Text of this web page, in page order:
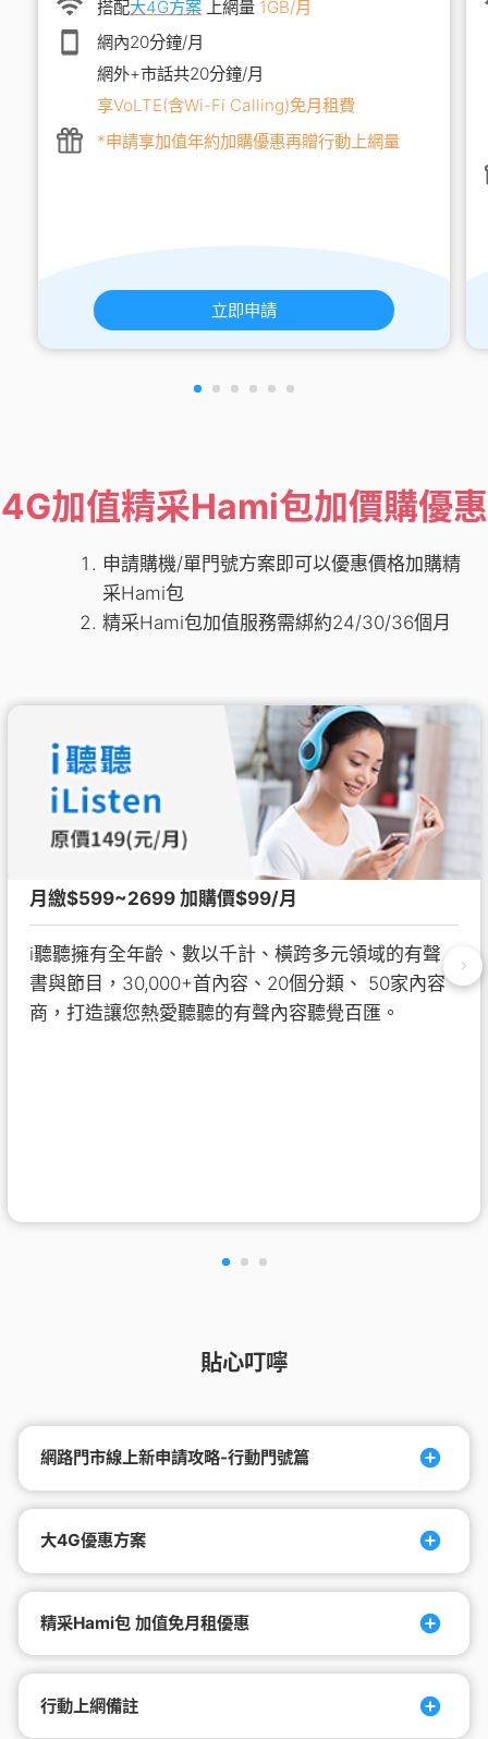
搭配大4G方案 上網量 1GB/月
網內20分鐘/月
網外+市話共20分鐘/月
享VoLTE(含Wi-Fi Calling)免月租費
*申請享加值年約加購優惠再贈行動上網量
立即申請
4G加值精采Hami包加價購優惠
申請購機/單門號方案即可以優惠價格加購精
采Hami包
精采Hami包加值服務需綁約24/30/36個月
月繳$599~2699 加購價$99/月
i聽聽擁有全年齡、數以千計、橫跨多元領域的有聲
書與節目，30,000+首內容、20個分類、 50家內容
商，打造讓您熱愛聽聽的有聲內容聽覺百匯。
貼心叮嚀
網路門市線上新申請攻略-行動門號篇
大4G優惠方案
精采Hami包 加值免月租優惠
行動上網備註